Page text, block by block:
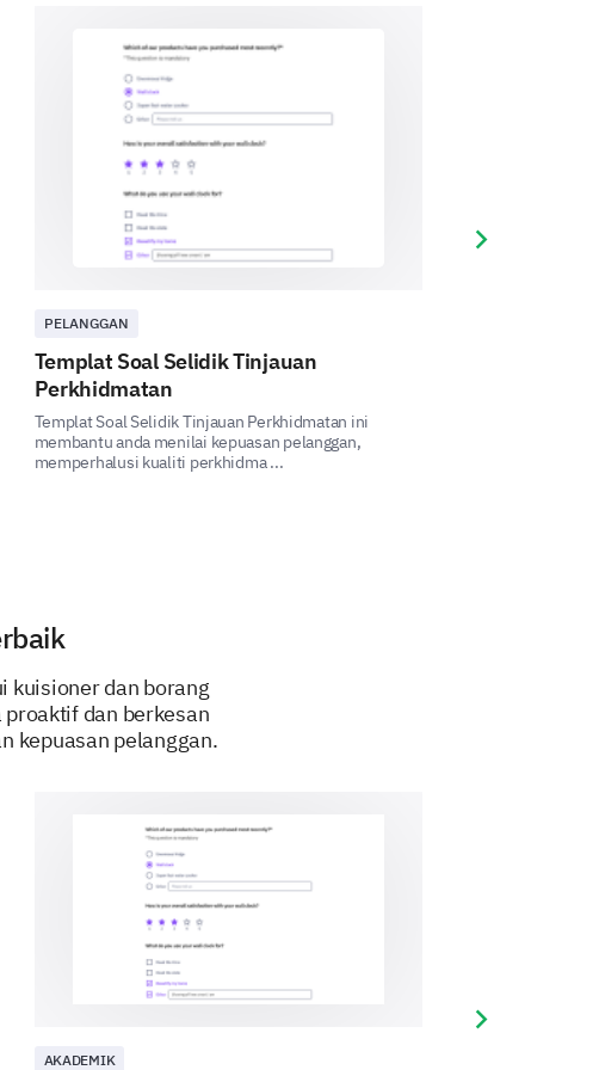
during this project?
Please enter your comment here:
long-term collaborations.
sure
PELANGGAN
Templat Soal Selidik Tinjauan
Perkhidmatan
Templat Soal Selidik Tinjauan Perkhidmatan ini
membantu anda menilai kepuasan pelanggan,
memperhalusi kualiti perkhidma ...
Next slide
kuisioner dan borang
dan berkesan
kepuasan pelanggan.
AKADEMIK
Next slide